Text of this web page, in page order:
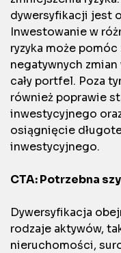
dywersyfikacji jest
Inwestowanie w
ryzyka może
negatywnych
cały portfel. Poza
również poprawie
inwestycyjnego
osiągnięcie
inwestycyjnego.
CTA: Potrzebna
Dywersyfikacja
rodzaje aktywów,
nieruchomości,